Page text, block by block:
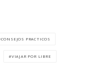
CONSEJOS PRACTICOS
VIAJAR POR LIBRE